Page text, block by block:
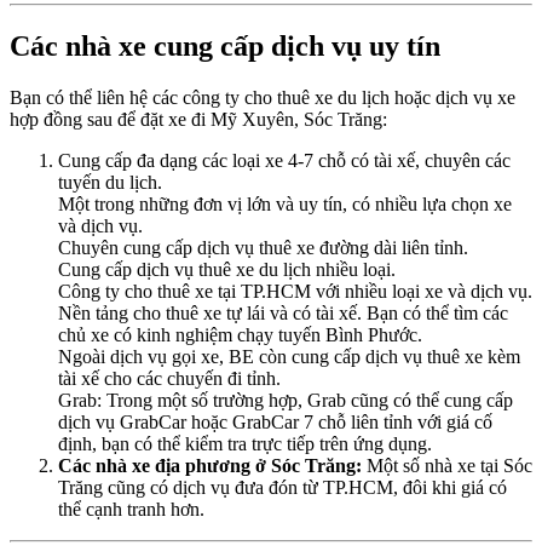
Các nhà xe cung cấp dịch vụ uy tín
Bạn có thể liên hệ các công ty cho thuê xe du lịch hoặc dịch vụ xe
hợp đồng sau để đặt xe đi Mỹ Xuyên, Sóc Trăng:
Cung cấp đa dạng các loại xe 4-7 chỗ có tài xế, chuyên các
tuyến du lịch.
Một trong những đơn vị lớn và uy tín, có nhiều lựa chọn xe
và dịch vụ.
Chuyên cung cấp dịch vụ thuê xe đường dài liên tỉnh.
Cung cấp dịch vụ thuê xe du lịch nhiều loại.
Công ty cho thuê xe tại TP.HCM với nhiều loại xe và dịch vụ.
Nền tảng cho thuê xe tự lái và có tài xế. Bạn có thể tìm các
chủ xe có kinh nghiệm chạy tuyến Bình Phước.
Ngoài dịch vụ gọi xe, BE còn cung cấp dịch vụ thuê xe kèm
tài xế cho các chuyến đi tỉnh.
Grab: Trong một số trường hợp, Grab cũng có thể cung cấp
dịch vụ GrabCar hoặc GrabCar 7 chỗ liên tỉnh với giá cố
định, bạn có thể kiểm tra trực tiếp trên ứng dụng.
Các nhà xe địa phương ở Sóc Trăng: Một số nhà xe tại Sóc
Trăng cũng có dịch vụ đưa đón từ TP.HCM, đôi khi giá có
thể cạnh tranh hơn.